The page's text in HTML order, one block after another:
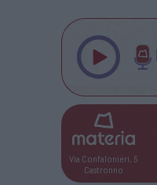
Via Confalonieri, 5
Castronno